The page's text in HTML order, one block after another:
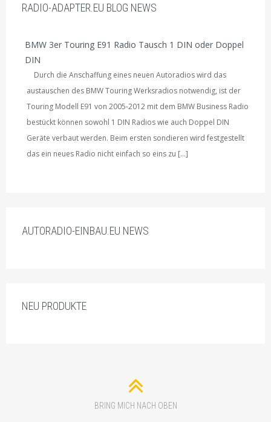
RADIO-ADAPTER.EU BLOG NEWS
BMW 3er Touring E91 Radio Tausch 1 DIN oder Doppel
DIN
Durch die Anschaffung eines neuen Autoradios wird das
austauschen des BMW Touring Werksradios notwendig, ist der
Touring Modell E91 von 2005-2012 mit dem BMW Business Radio
bestückt können sowohl 1 DIN Radios wie auch Doppel DIN
Geräte verbaut werden. Beim ersten sondieren wird festgestellt
das ein neues Radio nicht einfach so eins zu […]
AUTORADIO-EINBAU.EU NEWS
NEU PRODUKTE
BRING MICH NACH OBEN